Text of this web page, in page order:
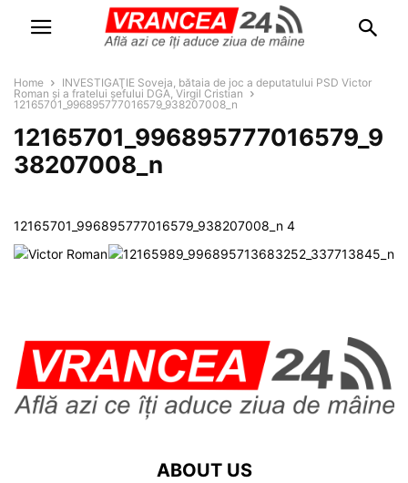
Home
INVESTIGAŢIE Soveja, bătaia de joc a deputatului PSD Victor
Roman şi a fratelui şefului DGA, Virgil Cristian
12165701_996895777016579_938207008_n
12165701_996895777016579_9
38207008_n
12165701_996895777016579_938207008_n 4
ABOUT US